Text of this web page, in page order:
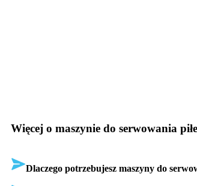
Więcej o maszynie do serwowania
Dlaczego potrzebujesz maszyny do